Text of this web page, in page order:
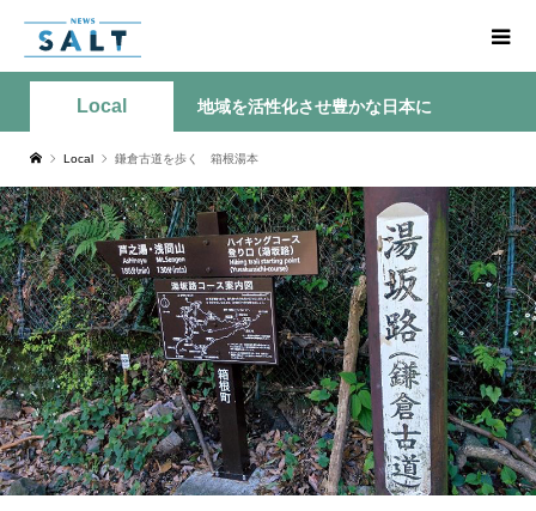
Local 地域を活性化させ豊かな日本に
Local 鎌倉古道を歩く 箱根湯本